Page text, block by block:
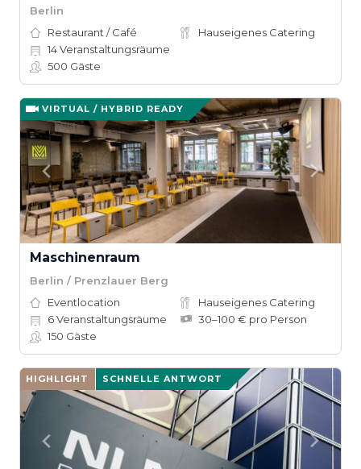
Berlin
Restaurant / Café
Hauseigenes Catering
14Veranstaltungsräume
500 Gäste
VIRTUAL / HYBRID READY
Maschinenraum
Berlin / Prenzlauer Berg
Eventlocation
Hauseigenes Catering
6Veranstaltungsräume
30–100 € pro Person
150 Gäste
HIGHLIGHT SCHNELLE ANTWORT